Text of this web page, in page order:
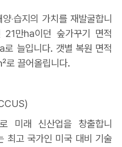
양‧습지의 가치를 재발굴합니
21만ha이던 숲가꾸기 면적
로 늘입니다. 갯별 복원 면적
로 끌어올립니다.
미래 신산업을 창출합니
최고 국가인 미국 대비 기술